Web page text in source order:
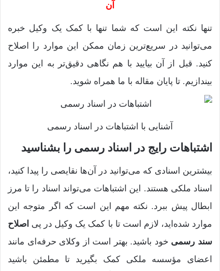
آن
تنها نکته این است که شما تنها با کمک یک وکیل خبره
می‌توانید در سریع‌ترین زمان ممکن این موارد را اصلاح
کنید. قبل از آن بیایید با هم نگاهی دقیق‌تر به این موارد
بیندازیم. تا پایان مقاله با ما همراه شوید.
آشنایی با اشتباهات در اسناد رسمی
اشتباهات رایج در اسناد رسمی را بشناسید
بیشترین اسنادی که می‌توانید در آن‌ها نقایصی را پیدا کنید،
اسناد ملکی هستند. این اشتباهات می‌تواند اسناد را تا مرز
ابطال پیش ببرد. نکته مهم این است که اگر متوجه این
موارد شده‌اید، لازم است تا با کمک یک وکیل در پی اصلاح
سند رسمی خود باشید. بهتر است از وکلای حرفه‌ای مانند
اعضای مؤسسه ملکی کمک بگیرید تا مطمئن باشید